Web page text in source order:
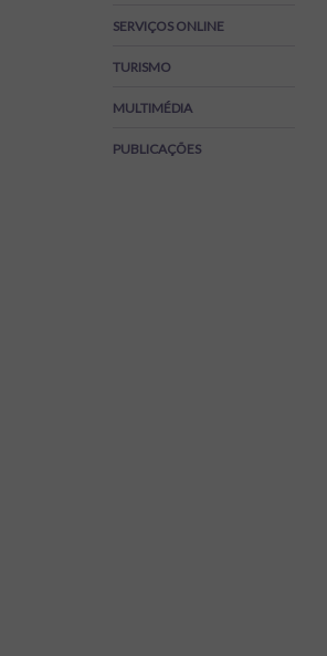
SERVIÇOS ONLINE
TURISMO
MULTIMÉDIA
PUBLICAÇÕES